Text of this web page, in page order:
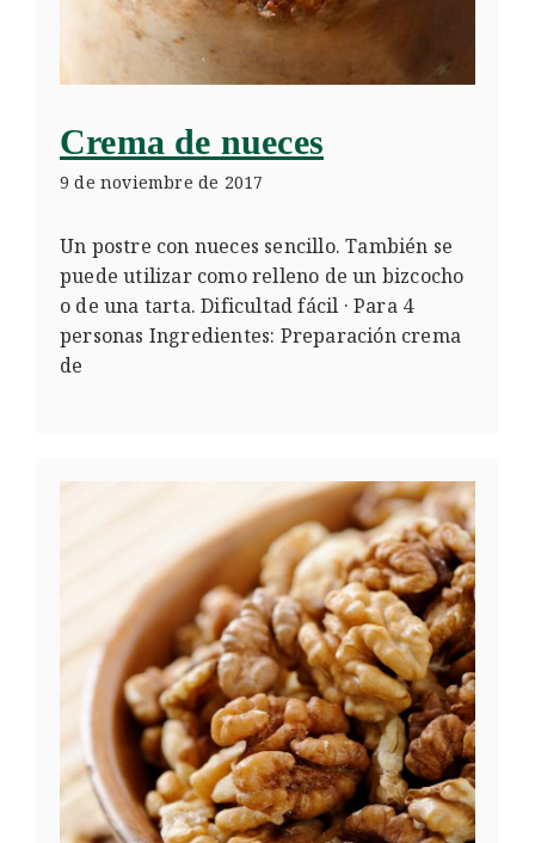
Crema de nueces
9 de noviembre de 2017
Un postre con nueces sencillo. También se
puede utilizar como relleno de un bizcocho
o de una tarta. Dificultad fácil · Para 4
personas Ingredientes: Preparación crema
de